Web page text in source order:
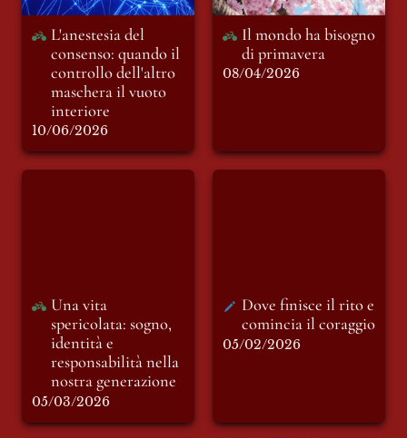
L'anestesia del
consenso: quando il
controllo dell'altro
maschera il vuoto
interiore
10/06/2026
Il mondo ha bisogno
di primavera
08/04/2026
Una vita
spericolata: sogno,
identità e
responsabilità nella
nostra generazione
05/03/2026
Dove finisce il rito e
comincia il coraggio
05/02/2026